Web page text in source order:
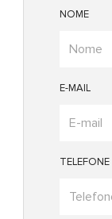
NOME
E-MAIL
TELEFONE